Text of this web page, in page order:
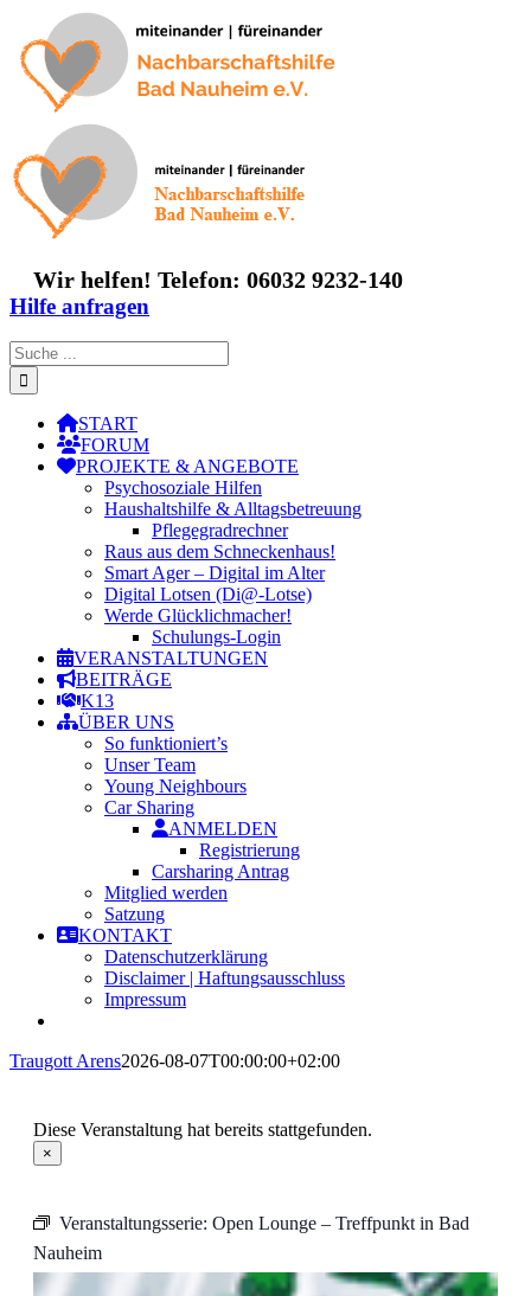
Inhalt
springen
Wir helfen! Telefon: 06032 9232-140
Hilfe anfragen
Suche
nach:
START
FORUM
PROJEKTE & ANGEBOTE
Psychosoziale Hilfen
Haushaltshilfe & Alltagsbetreuung
Pflegegradrechner
Raus aus dem Schneckenhaus!
Smart Ager – Digital im Alter
Digital Lotsen (Di@-Lotse)
Werde Glücklichmacher!
Schulungs-Login
VERANSTALTUNGEN
BEITRÄGE
K13
ÜBER UNS
So funktioniert’s
Unser Team
Young Neighbours
Car Sharing
ANMELDEN
Registrierung
Carsharing Antrag
Mitglied werden
Satzung
KONTAKT
Datenschutzerklärung
Disclaimer | Haftungsausschluss
Impressum
Traugott Arens2026-08-07T00:00:00+02:00
Diese Veranstaltung hat bereits stattgefunden.
×
Veranstaltungsserie: Open Lounge – Treffpunkt in Bad
Nauheim